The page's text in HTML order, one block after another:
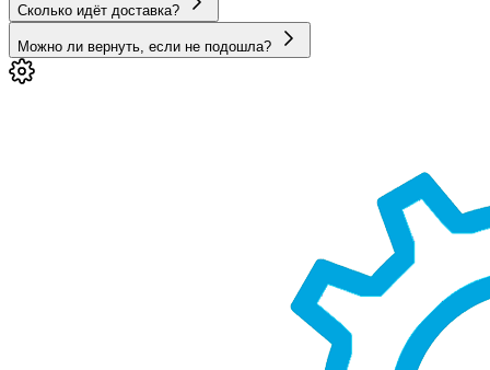
Сколько идёт доставка?
Можно ли вернуть, если не подошла?